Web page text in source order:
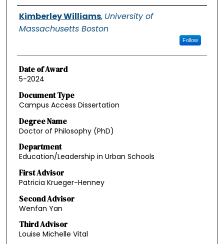
Authors
Kimberley Williams, University of
Massachusetts Boston
Follow
Date of Award
5-2024
Document Type
Campus Access Dissertation
Degree Name
Doctor of Philosophy (PhD)
Department
Education/Leadership in Urban Schools
First Advisor
Patricia Krueger-Henney
Second Advisor
Wenfan Yan
Third Advisor
Louise Michelle Vital